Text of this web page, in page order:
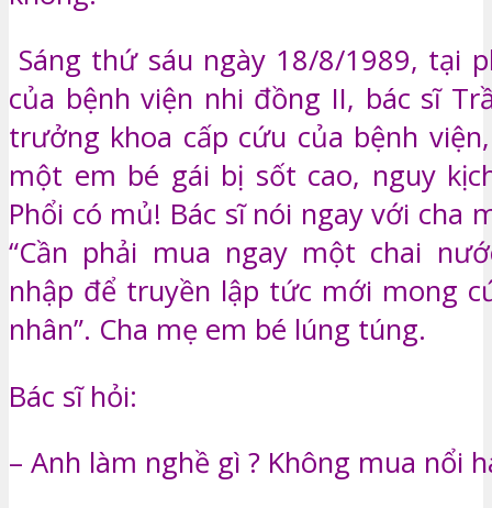
Sáng thứ sáu ngày 18/8/1989, tại
của bệnh viện nhi đồng II, bác sĩ
trưởng khoa cấp cứu của bệnh
một em bé gái bị sốt cao, nguy
Phổi có mủ! Bác sĩ nói ngay với cha
“Cần phải mua ngay một chai
nhập để truyền lập tức mới mong
nhân”. Cha mẹ em bé lúng túng.
Bác sĩ hỏi:
– Anh làm nghề gì ? Không mua nổi